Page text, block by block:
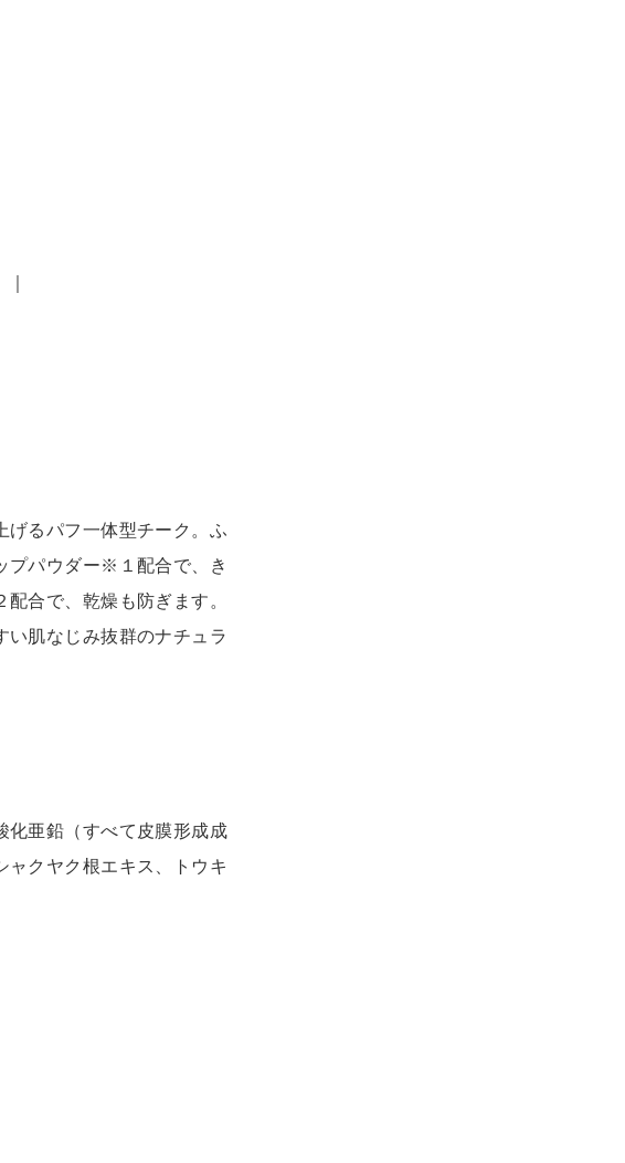
げるパフ一体型チーク。ふ
プパウダー※１配合で、き
合で、乾燥も防ぎます。
い肌なじみ抜群のナチュラ
亜鉛（すべて皮膜形成成
クヤク根エキス、トウキ